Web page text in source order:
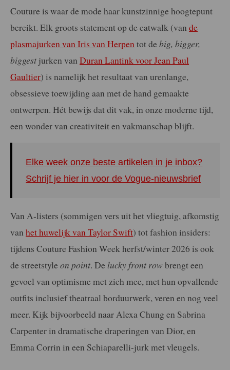
Couture is waar de mode haar kunstzinnige hoogtepunt
bereikt. Elk groots statement op de catwalk (van de
plasmajurken van Iris van Herpen tot de big, bigger,
biggest jurken van Duran Lantink voor Jean Paul
Gaultier) is namelijk het resultaat van urenlange,
obsessieve toewijding aan met de hand gemaakte
ontwerpen. Hét bewijs dat dit vak, in onze moderne tijd,
een wonder van creativiteit en vakmanschap blijft.
Elke week onze beste artikelen in je inbox?
Schrijf je hier in voor de Vogue-nieuwsbrief
Van A-listers (sommigen vers uit het vliegtuig, afkomstig
van het huwelijk van Taylor Swift) tot fashion insiders:
tijdens Couture Fashion Week herfst/winter 2026 is ook
de streetstyle on point. De lucky front rowbrengt een
gevoel van optimisme met zich mee, met hun opvallende
outfits inclusief theatraal borduurwerk, veren en nog veel
meer. Kijk bijvoorbeeld naar Alexa Chung en Sabrina
Carpenter in dramatische draperingen van Dior, en
Emma Corrin in een Schiaparelli-jurk met vleugels.